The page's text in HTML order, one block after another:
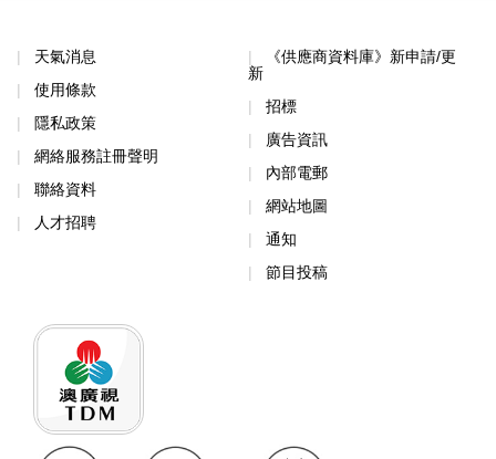
天氣消息
使用條款
隱私政策
網絡服務註冊聲明
聯絡資料
人才招聘
《供應商資料庫》新申請/更
新
招標
廣告資訊
內部電郵
網站地圖
通知
節目投稿